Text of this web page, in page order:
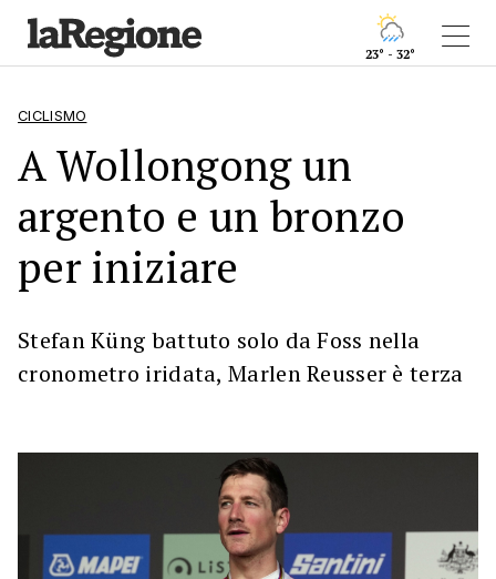
23° - 32°
CICLISMO
A Wollongong un
argento e un bronzo
per iniziare
Stefan Küng battuto solo da Foss nella
cronometro iridata, Marlen Reusser è terza